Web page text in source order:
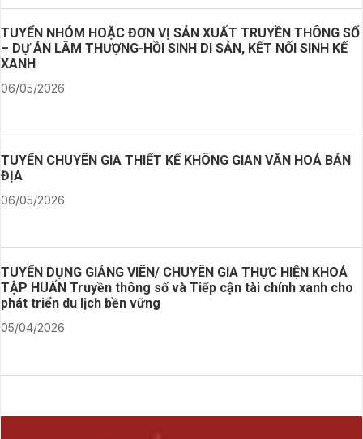
TUYỂN NHÓM HOẶC ĐƠN VỊ SẢN XUẤT TRUYỀN THÔNG SỐ
– DỰ ÁN LÂM THƯỢNG-HỒI SINH DI SẢN, KẾT NỐI SINH KẾ
XANH
06/05/2026
TUYỂN CHUYÊN GIA THIẾT KẾ KHÔNG GIAN VĂN HOÁ BẢN
ĐỊA
06/05/2026
TUYỂN DỤNG GIẢNG VIÊN/ CHUYÊN GIA THỰC HIỆN KHOÁ
TẬP HUẤN Truyền thông số và Tiếp cận tài chính xanh cho
phát triển du lịch bền vững
05/04/2026